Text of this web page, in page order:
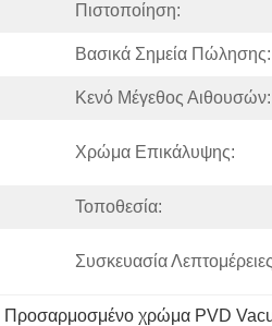
Πιστοποίηση:
Βασικά Σημεία Πώλησης:
Κενό Μέγεθος Αιθουσών:
Χρώμα Επικάλυψης:
Τοποθεσία:
Συσκευασία
Προσαρμοσμένο χρώμα PVD